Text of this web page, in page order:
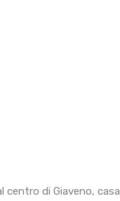
centro di Giaveno, casa